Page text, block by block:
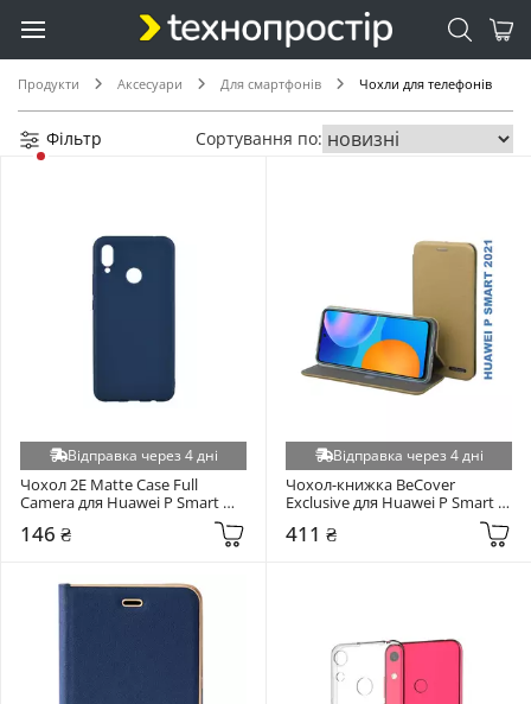
Продукти Аксесуари Для смартфонів Чохли для телефонів
Фільтр Сортування по:
Відправка через 4 дні
Чохол 2E Matte Case Full
Camera для Huawei P Smart
2019 Navy (2E-H-PS-19-AOST-
NV)
146 ₴
Відправка через 4 дні
Чохол-книжка BeCover
Exclusive для Huawei P Smart
411 ₴